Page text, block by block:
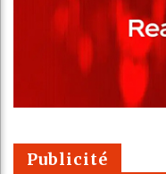
Publicité